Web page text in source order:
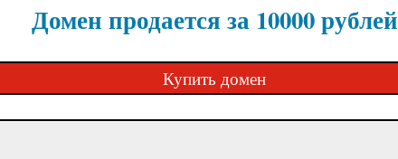
Домен продается за 10000 рублей
Купить домен